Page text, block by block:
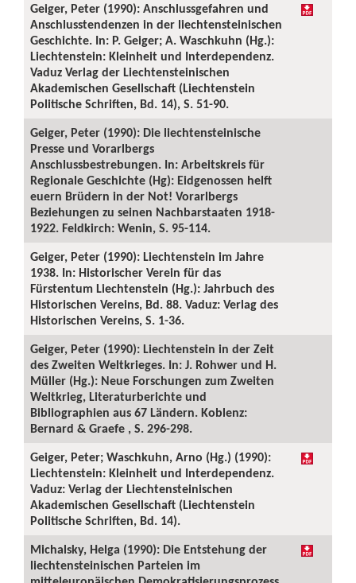
Geiger, Peter (1990): Anschlussgefahren und
Anschlusstendenzen in der liechtensteinischen
Geschichte. In: P. Geiger; A. Waschkuhn (Hg.):
Liechtenstein: Kleinheit und Interdependenz.
Vaduz Verlag der Liechtensteinischen
Akademischen Gesellschaft (Liechtenstein
Politische Schriften, Bd. 14), S. 51-90.
Geiger, Peter (1990): Die liechtensteinische
Presse und Vorarlbergs
Anschlussbestrebungen. In: Arbeitskreis für
Regionale Geschichte (Hg): Eidgenossen helft
euern Brüdern in der Not! Vorarlbergs
Beziehungen zu seinen Nachbarstaaten 1918-
1922. Feldkirch: Wenin, S. 95-114.
Geiger, Peter (1990): Liechtenstein im Jahre
1938. In: Historischer Verein für das
Fürstentum Liechtenstein (Hg.): Jahrbuch des
Historischen Vereins, Bd. 88. Vaduz: Verlag des
Historischen Vereins, S. 1-36.
Geiger, Peter (1990): Liechtenstein in der Zeit
des Zweiten Weltkrieges. In: J. Rohwer und H.
Müller (Hg.): Neue Forschungen zum Zweiten
Weltkrieg, Literaturberichte und
Bibliographien aus 67 Ländern. Koblenz:
Bernard & Graefe , S. 296-298.
Geiger, Peter; Waschkuhn, Arno (Hg.) (1990):
Liechtenstein: Kleinheit und Interdependenz.
Vaduz: Verlag der Liechtensteinischen
Akademischen Gesellschaft (Liechtenstein
Politische Schriften, Bd. 14).
Michalsky, Helga (1990): Die Entstehung der
liechtensteinischen Parteien im